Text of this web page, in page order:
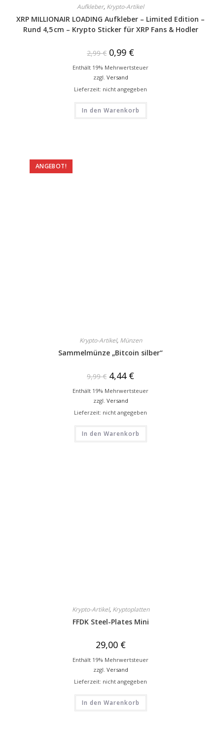
Aufkleber, Krypto-Artikel
XRP MILLIONAIR LOADING Aufkleber – Limited Edition –
Rund 4,5 cm – Krypto Sticker für XRP Fans & Hodler
2,99€ 0,99 €
Enthält 19% Mehrwertsteuer
zzgl. Versand
Lieferzeit: nicht angegeben
In den Warenkorb
ANGEBOT!
Krypto-Artikel, Münzen
Sammelmünze „Bitcoin silber“
9,99€ 4,44 €
Enthält 19% Mehrwertsteuer
zzgl. Versand
Lieferzeit: nicht angegeben
In den Warenkorb
Krypto-Artikel, Kryptoplatten
FFDK Steel-Plates Mini
29,00 €
Enthält 19% Mehrwertsteuer
zzgl. Versand
Lieferzeit: nicht angegeben
In den Warenkorb